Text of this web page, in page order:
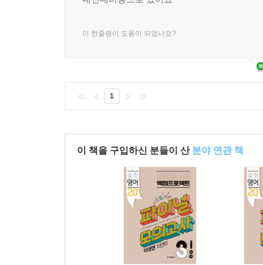
이 한줄평이 도움이 되었나요?
1
이 책을 구입하신 분들이 산 분야 연관 책